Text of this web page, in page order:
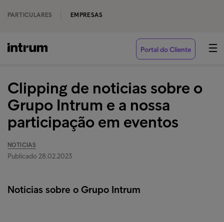
PARTICULARES EMPRESAS
Portal do Cliente
Clipping de noticias sobre o
Grupo Intrum e a nossa
participação em eventos
NOTICIAS
Publicado 28.02.2023
Noticias sobre o Grupo Intrum